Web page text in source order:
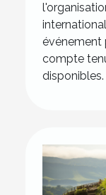
événement
compte
disponibles.